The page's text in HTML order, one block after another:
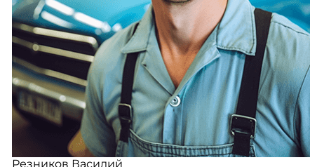
Резников Василий